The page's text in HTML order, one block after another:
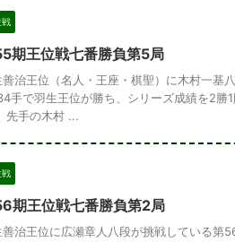
戦
期王位戦七番勝負第5局
善治王位（名人・王座・棋聖）に木村一基
手で羽生王位が勝ち、シリーズ成績を2勝
先手の木村 ...
戦
期王位戦七番勝負第2局
善治王位に広瀬章人八段が挑戦している第